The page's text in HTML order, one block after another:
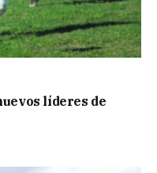
líderes de